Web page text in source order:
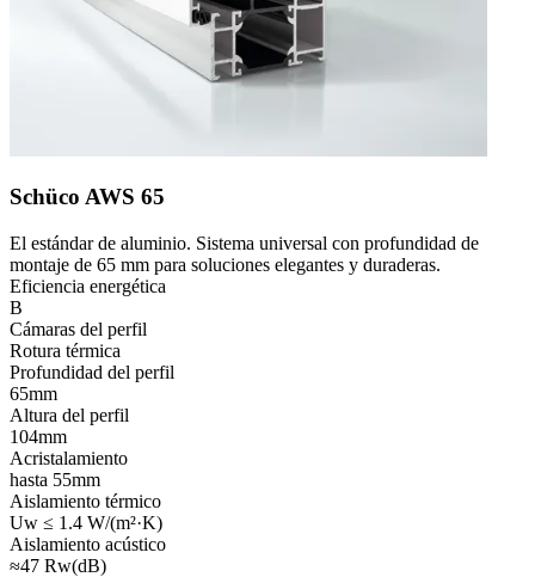
Schüco AWS 65
El estándar de aluminio. Sistema universal con profundidad de
montaje de 65 mm para soluciones elegantes y duraderas.
Eficiencia energética
B
Cámaras del perfil
Rotura térmica
Profundidad del perfil
65mm
Altura del perfil
104mm
Acristalamiento
hasta 55mm
Aislamiento térmico
Uw ≤ 1.4 W/(m²·K)
Aislamiento acústico
≈47 Rw(dB)